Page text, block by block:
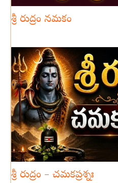
శ్రీ రుద్రం నమకం
శ్రీ రుద్రం – చమకప్రశ్నః